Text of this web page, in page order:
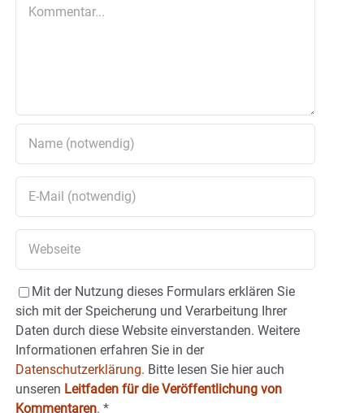
Mit der Nutzung dieses Formulars erklären Sie
sich mit der Speicherung und Verarbeitung Ihrer
Daten durch diese Website einverstanden. Weitere
Informationen erfahren Sie in der
Datenschutzerklärung. Bitte lesen Sie hier auch
unseren Leitfaden für die Veröffentlichung von
Kommentaren. *